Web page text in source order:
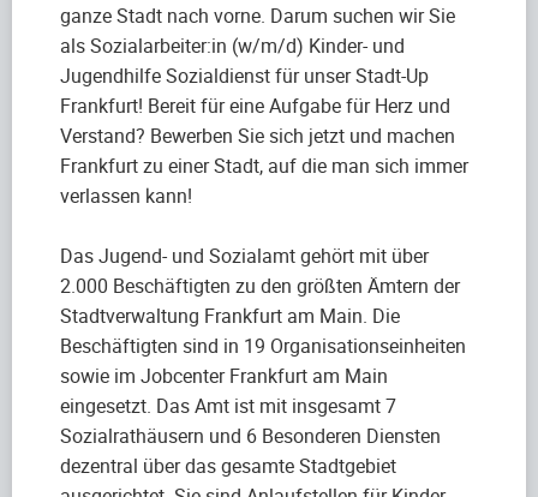
ganze Stadt nach vorne. Darum suchen wir Sie
als Sozialarbeiter:in (w/m/d) Kinder- und
Jugendhilfe Sozialdienst für unser Stadt-Up
Frankfurt! Bereit für eine Aufgabe für Herz und
Verstand? Bewerben Sie sich jetzt und machen
Frankfurt zu einer Stadt, auf die man sich immer
verlassen kann!
Das Jugend- und Sozialamt gehört mit über
2.000 Beschäftigten zu den größten Ämtern der
Stadtverwaltung Frankfurt am Main. Die
Beschäftigten sind in 19 Organisationseinheiten
sowie im Jobcenter Frankfurt am Main
eingesetzt. Das Amt ist mit insgesamt 7
Sozialrathäusern und 6 Besonderen Diensten
dezentral über das gesamte Stadtgebiet